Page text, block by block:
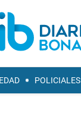
POLICIALES